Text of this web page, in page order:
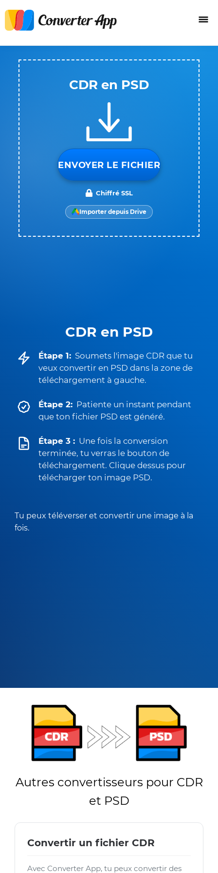
CDR en PSD
Étape 1: Soumets l'image CDR que tu
veux convertir en PSD dans la zone de
téléchargement à gauche.
Étape 2: Patiente un instant pendant
que ton fichier PSD est généré.
Étape 3 : Une fois la conversion
terminée, tu verras le bouton de
téléchargement. Clique dessus pour
télécharger ton image PSD.
Tu peux téléverser et convertir une image à la
fois.
CDR en PSD
ENVOYER LE FICHIER
Chiffré SSL
Importer depuis Drive
Autres convertisseurs pour CDR
et PSD
Convertir un fichier CDR
Avec Converter App, tu peux convertir des